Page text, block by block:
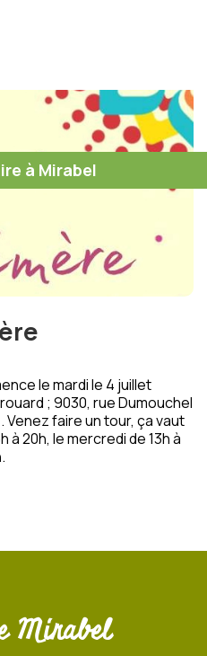
à Mirabel
le mardi le 4 juillet
; 9030, rue Dumouchel
faire un tour, ça vaut
à 20h, le mercredi de 13h à
Mirabel